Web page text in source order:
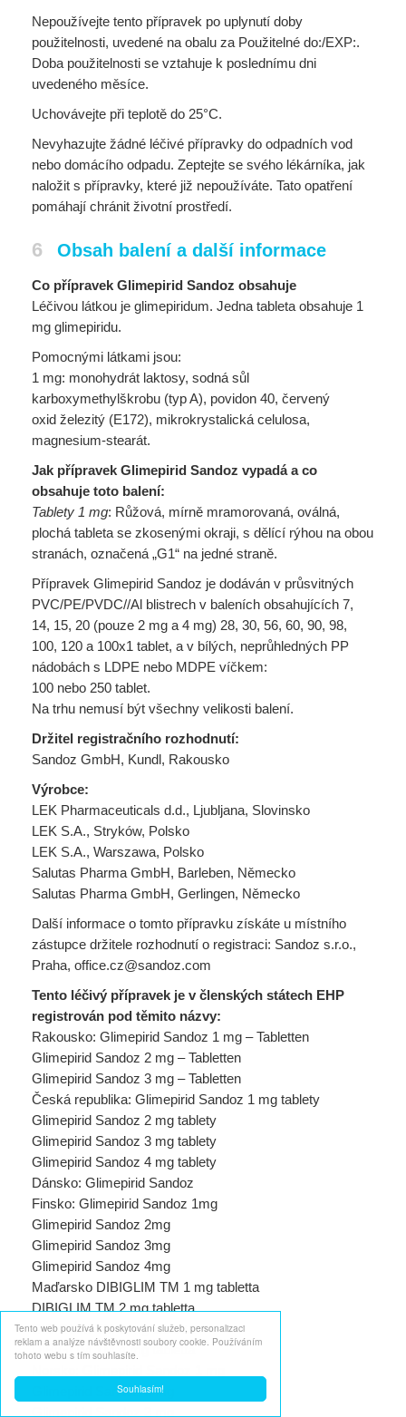
Souhlasím!
Tento web používá k poskytování služeb, personalizaci
reklam a analýze návštěvnosti soubory cookie. Používáním
tohoto webu s tím souhlasíte.
Nepoužívejte tento přípravek po uplynutí doby
použitelnosti, uvedené na obalu za Použitelné do:/EXP:.
Doba použitelnosti se vztahuje k poslednímu dni
uvedeného měsíce.
Uchovávejte při teplotě do 25°C.
Nevyhazujte žádné léčivé přípravky do odpadních vod
nebo domácího odpadu. Zeptejte se svého lékárníka, jak
naložit s přípravky, které již nepoužíváte. Tato opatření
pomáhají chránit životní prostředí.
6 Obsah balení a další informace
Co přípravek Glimepirid Sandoz obsahuje
Léčivou látkou je glimepiridum. Jedna tableta obsahuje 1
mg glimepiridu.
Pomocnými látkami jsou:
1 mg: monohydrát laktosy, sodná sůl
karboxymethylškrobu (typ A), povidon 40, červený
oxid železitý (E172), mikrokrystalická celulosa,
magnesium-stearát.
Jak přípravek Glimepirid Sandoz vypadá a co
obsahuje toto balení:
Tablety 1 mg: Růžová, mírně mramorovaná, oválná,
plochá tableta se zkosenými okraji, s dělící rýhou na obou
stranách, označená „G1“ na jedné straně.
Přípravek Glimepirid Sandoz je dodáván v průsvitných
PVC/PE/PVDC//Al blistrech v baleních obsahujících 7,
14, 15, 20 (pouze 2 mg a 4 mg) 28, 30, 56, 60, 90, 98,
100, 120 a 100x1 tablet, a v bílých, neprůhledných PP
nádobách s LDPE nebo MDPE víčkem:
100 nebo 250 tablet.
Na trhu nemusí být všechny velikosti balení.
Držitel registračního rozhodnutí:
Sandoz GmbH, Kundl, Rakousko
Výrobce:
LEK Pharmaceuticals d.d., Ljubljana, Slovinsko
LEK S.A., Stryków, Polsko
LEK S.A., Warszawa, Polsko
Salutas Pharma GmbH, Barleben, Německo
Salutas Pharma GmbH, Gerlingen, Německo
Další informace o tomto přípravku získáte u místního
zástupce držitele rozhodnutí o registraci: Sandoz s.r.o.,
Praha, office.cz@sandoz.com
Tento léčivý přípravek je v členských státech EHP
registrován pod těmito názvy:
Rakousko: Glimepirid Sandoz 1 mg – Tabletten
Glimepirid Sandoz 2 mg – Tabletten
Glimepirid Sandoz 3 mg – Tabletten
Česká republika: Glimepirid Sandoz 1 mg tablety
Glimepirid Sandoz 2 mg tablety
Glimepirid Sandoz 3 mg tablety
Glimepirid Sandoz 4 mg tablety
Dánsko: Glimepirid Sandoz
Finsko: Glimepirid Sandoz 1mg
Glimepirid Sandoz 2mg
Glimepirid Sandoz 3mg
Glimepirid Sandoz 4mg
Maďarsko DIBIGLIM TM 1 mg tabletta
DIBIGLIM TM 2 mg tabletta
DIBIGLIM TM 3 mg tabletta
DIBIGLIM TM 4 mg tabletta
Glimepirid Sandoz 2 mg